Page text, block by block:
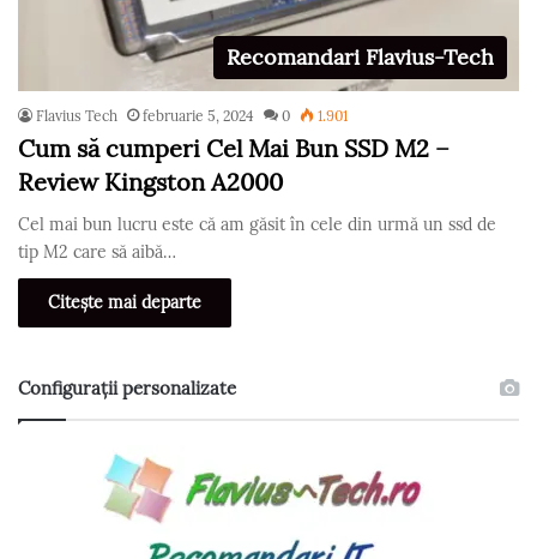
Recomandari Flavius-Tech
Flavius Tech februarie 5, 2024 0 1.901
Cum să cumperi Cel Mai Bun SSD M2 –
Review Kingston A2000
Cel mai bun lucru este că am găsit în cele din urmă un ssd de
tip M2 care să aibă…
Citește mai departe
Configurații personalizate